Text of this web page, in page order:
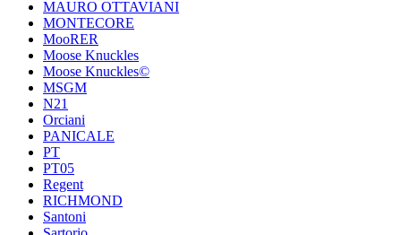
MAURO OTTAVIANI
MONTECORE
MooRER
Moose Knuckles
Moose Knuckles©️
MSGM
N21
Orciani
PANICALE
PT
PT05
Regent
RICHMOND
Santoni